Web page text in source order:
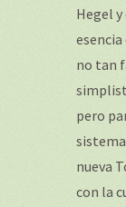
Hegel
no tan
pero
sistema
nueva
con la